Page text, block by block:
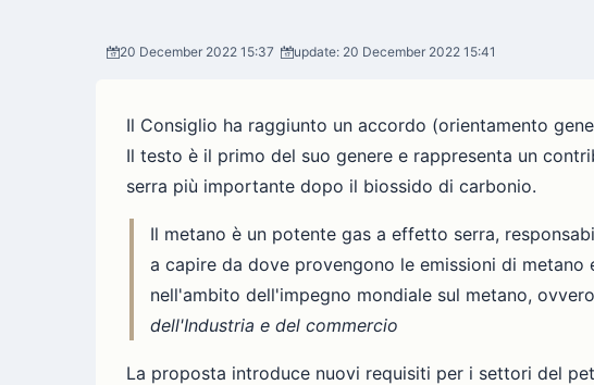
20 December 2022 15:37 update: 20 December 2022 15:41
Il Consiglio ha raggiunto un accordo (orientamento
Il testo è il primo del suo genere e rappresenta un
serra più importante dopo il biossido di carbonio.
Il metano è un potente gas a effetto serra,
a capire da dove provengono le emissioni di
nell'ambito dell'impegno mondiale sul metano,
dell'Industria e del commercio
La proposta introduce nuovi requisiti per i settori del